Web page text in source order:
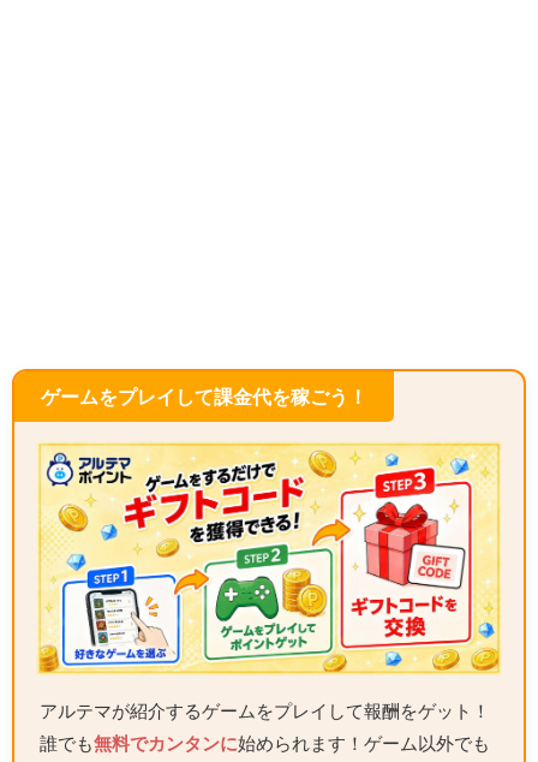
ゲームをプレイして課金代を稼ごう！
アルテマが紹介するゲームをプレイして報酬をゲット！
誰でも無料でカンタンに始められます！ゲーム以外でも